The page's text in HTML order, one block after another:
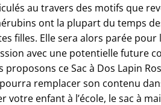
au travers des motifs que
ont la plupart du temps
filles. Elle sera alors parée
avec une potentielle future
ce Sac à Dos Lapin
remplacer son contenu
votre enfant à l’école, le sac à